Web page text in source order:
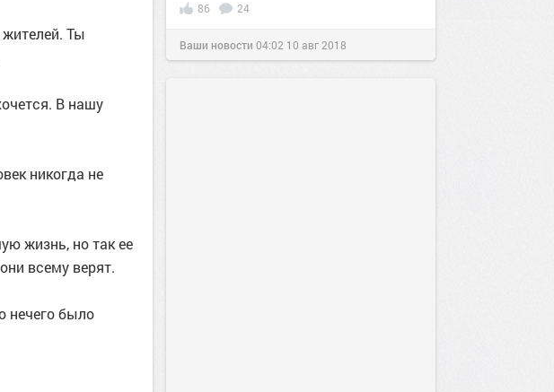
Ты
В нашу
никогда не
жизнь, но так ее
всему верят.
нечего было
86 24
Ваши новости 04:02 10 авг 2018